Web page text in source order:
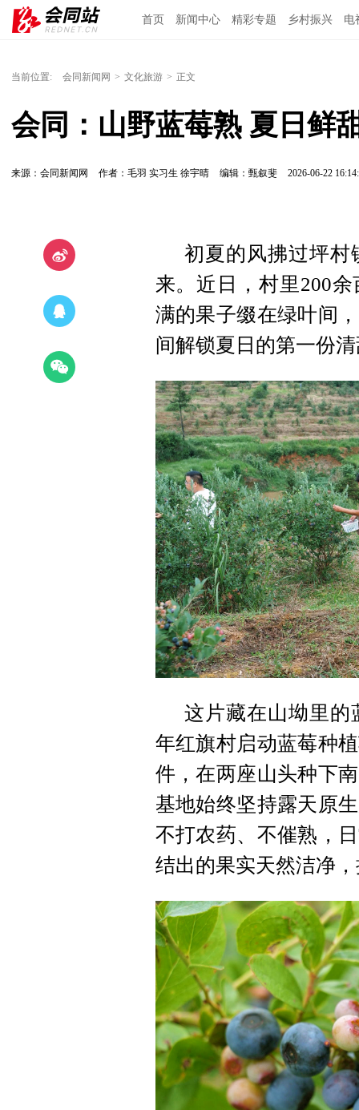
首页 新闻中心 精彩专题 乡村振兴 电
当前位置: 会同新闻网 > 文化旅游 > 正文
会同：山野蓝莓熟 夏日鲜
来源：会同新闻网 作者：毛羽 实习生 徐宇晴 编辑：甄叙斐 2026-06-22
初夏的风拂过坪村
来。近日，村里200
满的果子缀在绿叶间
间解锁夏日的第一份
这片藏在山坳里的
年红旗村启动蓝莓种
件，在两座山头种下
基地始终坚持露天原
不打农药、不催熟，
结出的果实天然洁净